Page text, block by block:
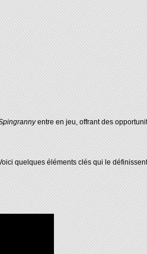
entre en jeu, offrant des
quelques éléments clés qui le